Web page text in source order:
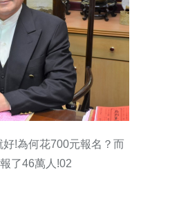
!為何花700元報名？而
了46萬人!02